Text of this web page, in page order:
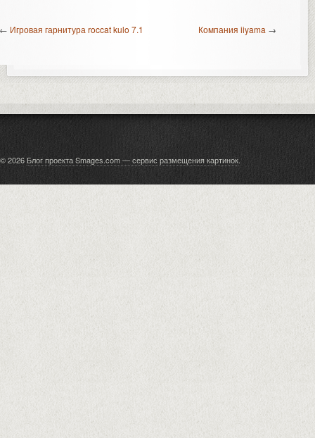
Игровая гарнитура roccat kulo 7.1 Компания iiyama →
© 2026 Блог проекта Smages.com — сервис размещения картинок.